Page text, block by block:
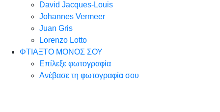
David Jacques-Louis
Johannes Vermeer
Juan Gris
Lorenzo Lotto
ΦΤΙΑΞΤΟ ΜΟΝΟΣ ΣΟΥ
Επίλεξε φωτογραφία
Ανέβασε τη φωτογραφία σου